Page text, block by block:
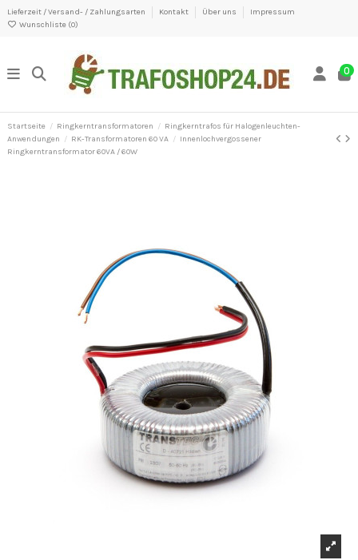
Lieferzeit / Versand- / Zahlungsarten Kontakt Über uns
Impressum
Wunschliste (0)
0
Startseite Ringkerntransformatoren
Ringkerntrafos für Halogenleuchten-
Anwendungen
RK-Transformatoren 60 VA
Innenlochvergossener
Ringkerntransformator 60VA / 60W